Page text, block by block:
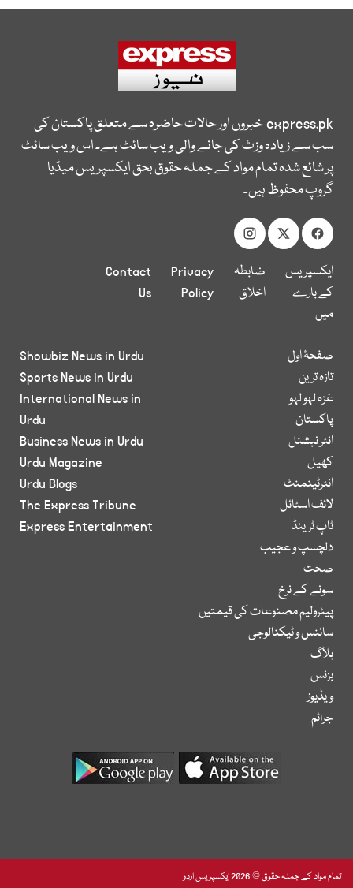
express.pkخبروں اور حالات حاضرہ سے متعلق پاکستان کی
سب سے زیادہ وزٹ کی جانے والی ویب سائٹ ہے۔ اس ویب سائٹ
پر شائع شدہ تمام مواد کے جملہ حقوق بحق ایکسپریس میڈیا
گروپ محفوظ ہیں۔
ایکسپریس
کے بارے
میں
ضابطہ
اخلاق
Privacy
Policy
Contact
Us
صفحۂ اول
تازہ ترین
غزہ لہو لہو
پاکستان
انٹر نیشنل
کھیل
انٹرٹینمنٹ
لائف اسٹائل
ٹاپ ٹرینڈ
دلچسپ و عجیب
صحت
سونے کے نرخ
پیٹرولیم مصنوعات کی قیمتیں
سائنس و ٹیکنالوجی
بلاگ
بزنس
ویڈیوز
جرائم
Showbiz News in Urdu
Sports News in Urdu
International News in
Urdu
Business News in Urdu
Urdu Magazine
Urdu Blogs
The Express Tribune
Express Entertainment
تمام مواد کے جملہ حقوق © 2026 ایکسپریس اردو